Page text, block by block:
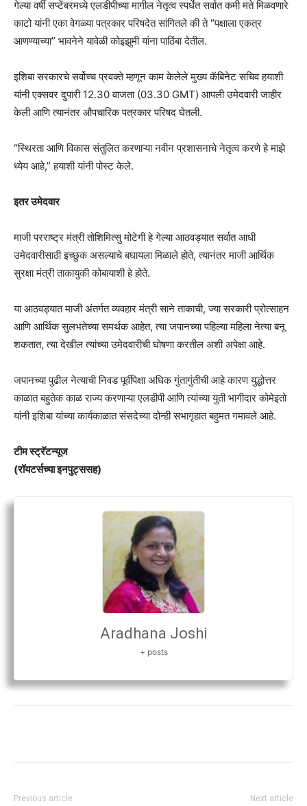
गेल्या वर्षी सप्टेंबरमध्ये एलडीपीच्या मागील नेतृत्व स्पर्धेत सर्वात कमी मते मिळवणारे
काटो यांनी एका वेगळ्या पत्रकार परिषदेत सांगितले की ते “पक्षाला एकत्र
आणण्याच्या” भावनेने यावेळी कोइझुमी यांना पाठिंबा देतील.
इशिबा सरकारचे सर्वोच्च प्रवक्ते म्हणून काम केलेले मुख्य कॅबिनेट सचिव हयाशी
यांनी एक्सवर दुपारी 12.30 वाजता (03.30 GMT) आपली उमेदवारी जाहीर
केली आणि त्यानंतर औपचारिक पत्रकार परिषद घेतली.
“स्थिरता आणि विकास संतुलित करणाऱ्या नवीन प्रशासनाचे नेतृत्व करणे हे माझे
ध्येय आहे,” हयाशी यांनी पोस्ट केले.
इतर उमेदवार
माजी परराष्ट्र मंत्री तोशिमित्सु मोटेगी हे गेल्या आठवड्यात सर्वात आधी
उमेदवारीसाठी इच्छुक असल्याचे बघायला मिळाले होते, त्यानंतर माजी आर्थिक
सुरक्षा मंत्री ताकायुकी कोबायाशी हे होते.
या आठवड्यात माजी अंतर्गत व्यवहार मंत्री साने ताकाची, ज्या सरकारी प्रोत्साहन
आणि आर्थिक सुलभतेच्या समर्थक आहेत, त्या जपानच्या पहिल्या महिला नेत्या बनू
शकतात, त्या देखील त्यांच्या उमेदवारीची घोषणा करतील अशी अपेक्षा आहे.
जपानच्या पुढील नेत्याची निवड पूर्वीपेक्षा अधिक गुंतागुंतीची आहे कारण युद्धोत्तर
काळात बहुतेक काळ राज्य करणाऱ्या एलडीपी आणि त्यांच्या युती भागीदार कोमेइतो
यांनी इशिबा यांच्या कार्यकाळात संसदेच्या दोन्ही सभागृहात बहुमत गमावले आहे.
टीम स्ट्रॅटन्यूज
(रॉयटर्सच्या इनपुट्ससह)
Aradhana Joshi
+ posts
Previous article Next article